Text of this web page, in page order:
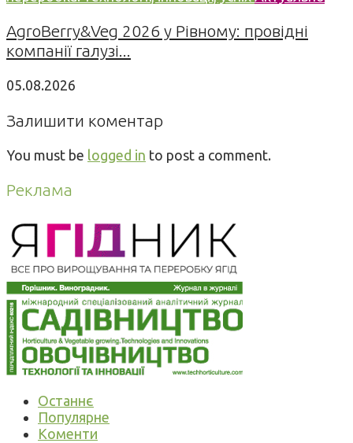
AgroBerry&Veg 2026 у Рівному: провідні
компанії галузі...
05.08.2026
Залишити коментар
You must be logged in to post a comment.
Реклама
Останнє
Популярне
Коменти